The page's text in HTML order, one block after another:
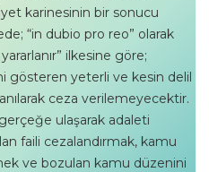
karinesinin bir sonucu
“in dubio pro reo” olarak
ilkesine göre;
gösteren yeterli ve kesin delil
ceza verilemeyecektir.
ulaşarak adaleti
faili cezalandırmak, kamu
ve bozulan kamu düzenini